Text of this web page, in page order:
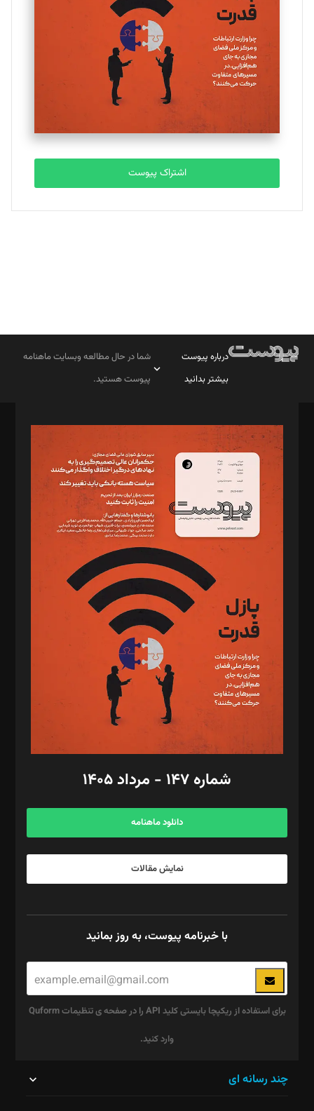
تحریریه
ملینا جعفری
تحریریه
مصطفی مسجدی آرانی
تحریریه
بابک نقاش
تحریریه
اشتراک پیوست
درباره پیوست
بیشتر بدانید
شما در حال مطالعه وبسایت ماهنامه
پیوست هستید.
مدیر مسئول: محمدباقر اثنی‌عشری
سردبیر: مهرک محمودی
دبیر تحریریه: میثم قاسمی
د‌بیر ناداستان: سمانه سمیع
د‌بیر خدمت و تجارت: ابوالفضل رجبی
د‌بیر حقوق فناوری: حسام‌الدین ایپکچی
د‌بیر پیوست جهان: مینا پاکدل
د‌بیر تحریریه آنلاین: بابک نقاش
تحریریه‌: مجتبی محمود‌ی، آرش برهمند، یسنا امان‌پور، سروش کرمیان،
مصطفی مسجدی آرانی، ابوالفضل رجبی، زهرا فکرانه، فائزه فتحی
رستمی،مصطفی باستان
ویرایش: نگار استاد‌‌آقا
طراح یونیفرم: مجید توکلی
فیلمبرداری و عکاسی: امیر شفیعی، مانی لطفی زاده
گرافیک و صفحه‌آرایی: سید‌سبحان‌علی ثابت
مد‌یر توسعه تجاری: کامبیز برید‌
امور مالی: شاپور رهبری، محمد‌ کاظمی‌نیا
آگهی و مشترکین: ۰۹۱۹۹۹۹۰۴۵۴
شماره ۱۴۷ - مرداد ۱۴۰۵
دانلود ماهنامه
نمایش مقالات
با خبرنامه پیوست، به روز بمانید
برای استفاده از ریکپچا بایستی کلید API را در صفحه ی تنظیمات Quform
وارد کنید.
چند رسانه ای